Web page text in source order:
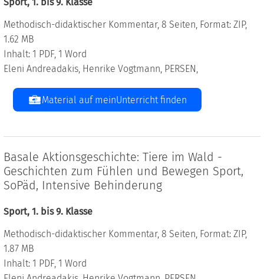
Methodisch-didaktischer Kommentar, 8 Seiten, Format: ZIP,
1.62 MB
Inhalt: 1 PDF, 1 Word
Eleni Andreadakis, Henrike Vogtmann, PERSEN,
Material auf meinUnterricht finden
Basale Aktionsgeschichte: Tiere im Wald -
Geschichten zum Fühlen und Bewegen Sport,
SoPäd, Intensive Behinderung
Sport, 1. bis 9. Klasse
Methodisch-didaktischer Kommentar, 8 Seiten, Format: ZIP,
1.87 MB
Inhalt: 1 PDF, 1 Word